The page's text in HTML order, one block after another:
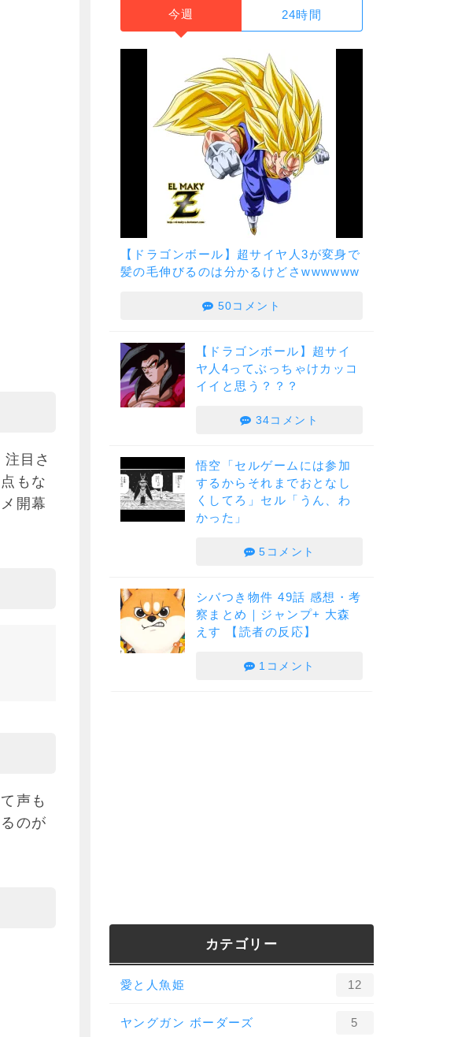
目さ
もな
開幕
声も
のが
今週 24時間
【ドラゴンボール】超サイヤ人3が変身で
髪の毛伸びるのは分かるけどさwwwwww
50コメント
【ドラゴンボール】超サイ
ヤ人4ってぶっちゃけカッコ
イイと思う？？？
34コメント
悟空「セルゲームには参加
するからそれまでおとなし
くしてろ」セル「うん、わ
かった」
5コメント
シバつき物件 49話 感想・考
察まとめ｜ジャンプ+ 大森
えす 【読者の反応】
1コメント
カテゴリー
愛と人魚姫 12
ヤングガン ボーダーズ 5